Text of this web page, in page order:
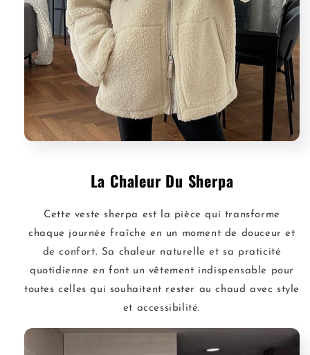
La Chaleur Du Sherpa
Cette veste sherpa est la pièce qui transforme
chaque journée fraîche en un moment de douceur et
de confort. Sa chaleur naturelle et sa praticité
quotidienne en font un vêtement indispensable pour
toutes celles qui souhaitent rester au chaud avec style
et accessibilité.